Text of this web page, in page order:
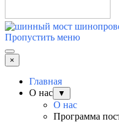
Пропустить меню
×
Главная
О нас
▼
О нас
Программа